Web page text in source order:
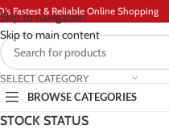
Skip to navigation
Skip to main content
Fastest & Reliable Online Shopping
SELECT CATEGORY
BROWSE CATEGORIES
STOCK STATUS